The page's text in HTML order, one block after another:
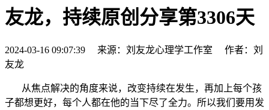
友龙，持续原创分享第3306天
2024-03-16 09:07:39 来源：刘友龙心理学工作室 作者：刘
友龙
从焦点解决的角度来说，改变持续在发生，再加上每个孩
子都想更好，每个人都在他的当下尽了全力。所以我们要用发